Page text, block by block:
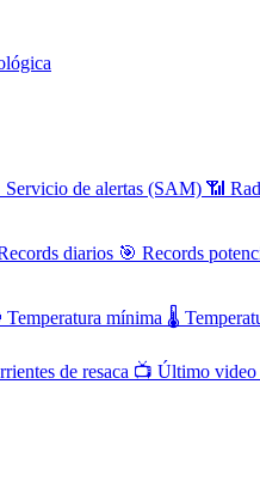
Servicio de alertas (SAM) 📶
diarios 🎯 Records
Temperatura mínima 🌡️
de resaca 📺 Último video